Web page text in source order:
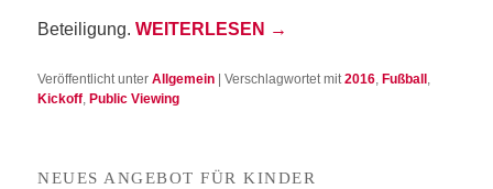
Betei­li­gung.WEI­TER­LE­SEN →
Veröffentlicht unter Allgemein |Verschlagwortet mit 2016, Fußball ,
Kickoff, Public Viewing
NEU­ES ANGE­BOT FÜR KINDER